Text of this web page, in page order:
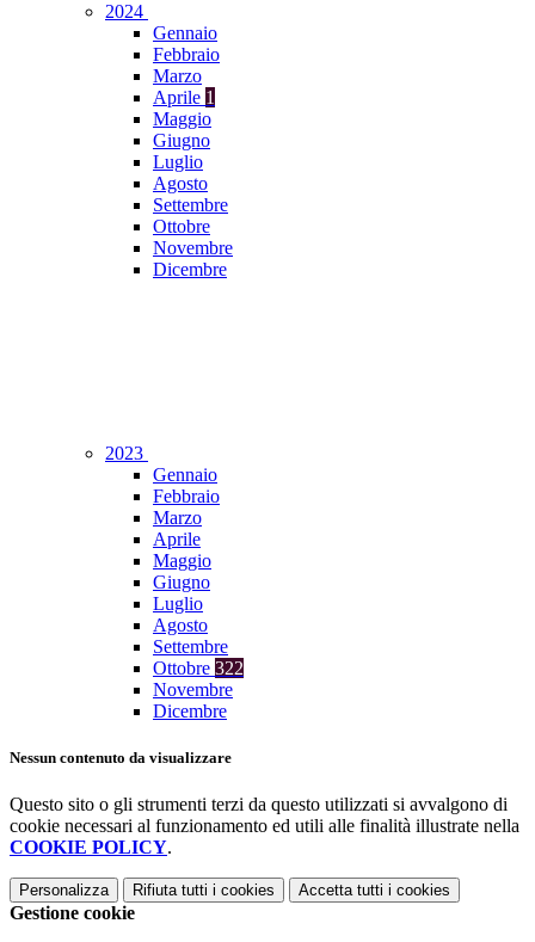
2024
Gennaio
Febbraio
Marzo
Aprile 1
Maggio
Giugno
Luglio
Agosto
Settembre
Ottobre
Novembre
Dicembre
2023
Gennaio
Febbraio
Marzo
Aprile
Maggio
Giugno
Luglio
Agosto
Settembre
Ottobre 322
Novembre
Dicembre
Nessun contenuto da visualizzare
Questo sito o gli strumenti terzi da questo utilizzati si avvalgono di
cookie necessari al funzionamento ed utili alle finalità illustrate nella
COOKIE POLICY.
Personalizza Rifiuta tutti i cookies Accetta tutti i cookies
Gestione cookie